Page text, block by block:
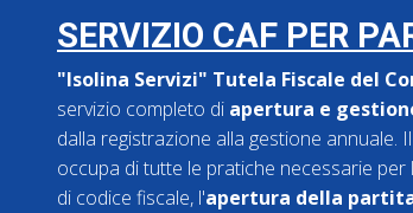
SERVIZIO CAF PER
"Isolina Servizi" Tutela Fiscale del
servizio completo di apertura e
dalla registrazione alla gestione annuale.
occupa di tutte le pratiche necessarie
di codice fiscale, l'apertura della